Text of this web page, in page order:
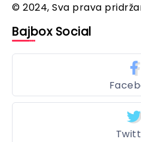
© 2024, Sva prava
Bajbox Social